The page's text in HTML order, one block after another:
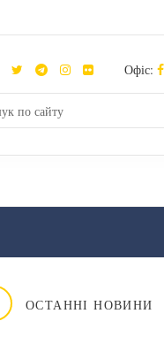
Офіс:
ОСТАННІ НОВИНИ